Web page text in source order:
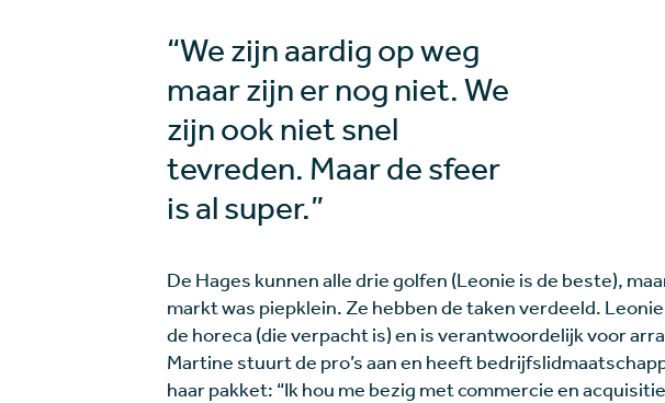
“We zijn aardig op weg
maar zijn er nog niet. We
zijn ook niet snel
tevreden. Maar de sfeer
is al super.”
De Hages kunnen alle drie golfen (Leonie is de beste),
markt was piepklein. Ze hebben de taken verdeeld.
de horeca (die verpacht is) en is verantwoordelijk voor
Martine stuurt de pro’s aan en heeft
haar pakket: “Ik hou me bezig met commercie en